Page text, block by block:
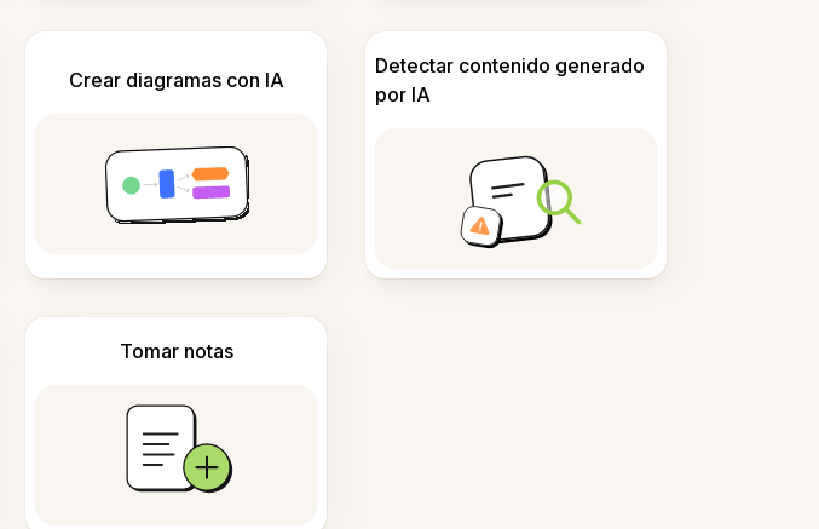
Crear diagramas con IA
Detectar contenido generado
por IA
Tomar notas